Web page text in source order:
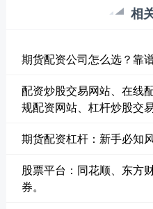
相
期货配资公司怎么选？靠
配资炒股交易网站、在线
规配资网站、杠杆炒股交
期货配资杠杆：新手必知
股票平台：同花顺、东方
券。